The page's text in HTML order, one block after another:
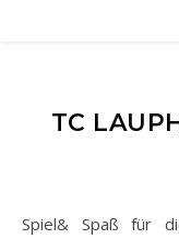
TC
Spiel& Spaß für